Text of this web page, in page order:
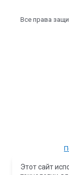
Все права
Согласие на
Этот сайт